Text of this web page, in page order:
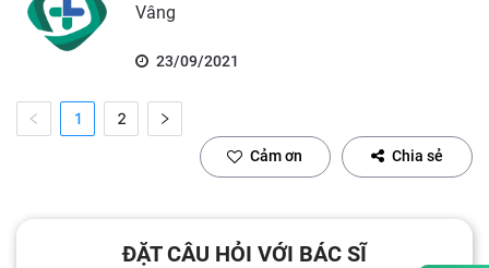
Vâng
23/09/2021
1 2
Cảm ơn Chia sẻ
ĐẶT CÂU HỎI VỚI BÁC SĨ